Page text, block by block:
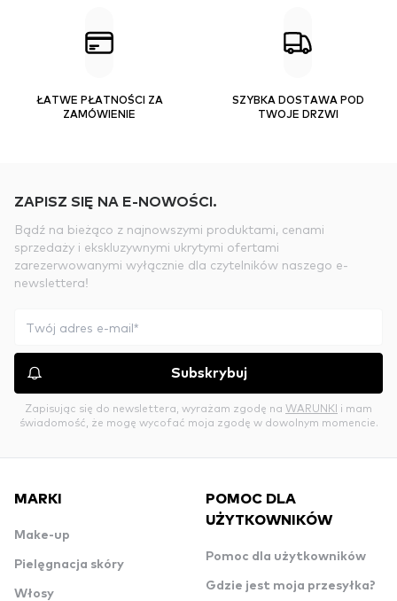
ŁATWE PŁATNOŚCI ZA
ZAMÓWIENIE
SZYBKA DOSTAWA POD
TWOJE DRZWI
ZAPISZ SIĘ NA E-NOWOŚCI.
Bądź na bieżąco z najnowszymi produktami, cenami
sprzedaży i ekskluzywnymi ukrytymi ofertami
zarezerwowanymi wyłącznie dla czytelników naszego e-
newslettera!
Subskrybuj
Zapisując się do newslettera, wyrażam zgodę na WARUNKI i mam
świadomość, że mogę wycofać moja zgodę w dowolnym momencie.
MARKI
Make-up
Pielęgnacja skóry
Włosy
POMOC DLA
UŻYTKOWNIKÓW
Pomoc dla użytkowników
Gdzie jest moja przesyłka?